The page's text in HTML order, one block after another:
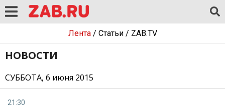
Лента/ Статьи/ ZAB.TV
НОВОСТИ
СУББОТА, 6 июня 2015
21:30